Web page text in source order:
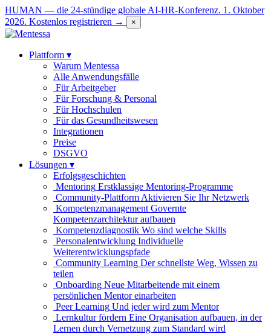
HUMAN — die 24-stündige globale AI-HR-Konferenz. 1. Oktober
2026. Kostenlos registrieren → ×
Plattform ▾
Warum Mentessa
Alle Anwendungsfälle
Für Arbeitgeber
Für Forschung & Personal
Für Hochschulen
Für das Gesundheitswesen
Integrationen
Preise
DSGVO
Lösungen ▾
Erfolgsgeschichten
Mentoring Erstklassige Mentoring-Programme
Community-Plattform Aktivieren Sie Ihr Netzwerk
Kompetenzmanagement Governte
Kompetenzarchitektur aufbauen
Kompetenzdiagnostik Wo sind welche Skills
Personalentwicklung Individuelle
Weiterentwicklungspfade
Community Learning Der schnellste Weg, Wissen zu
teilen
Onboarding Neue Mitarbeitende mit einem
persönlichen Mentor einarbeiten
Peer Learning Und jeder wird zum Mentor
Lernkultur fördern Eine Organisation aufbauen, in der
Lernen durch Vernetzung zum Standard wird